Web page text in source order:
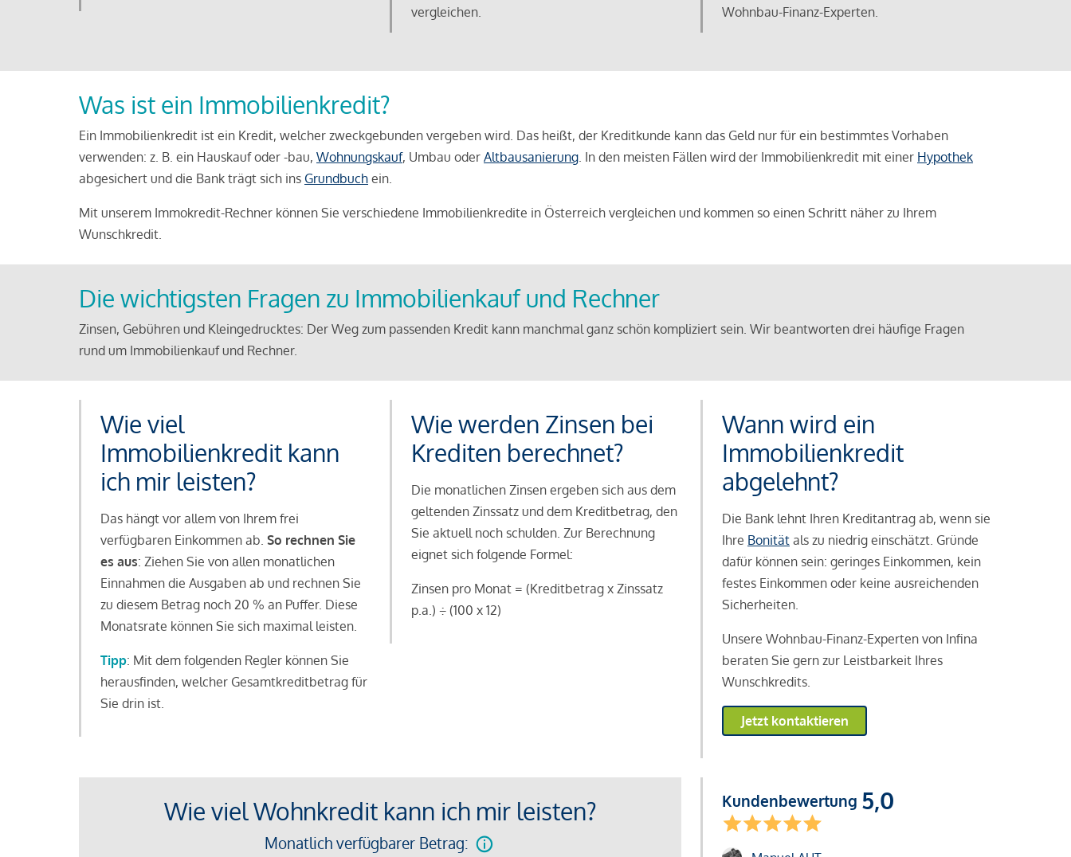
vergleichen.
Wohnbau-Finanz-Experten.
Was ist ein Immobilienkredit?
Ein Immobilienkredit ist ein Kredit, welcher zweckgebunden vergeben wird. Das heißt, der Kreditkunde kann das Geld nur für ein bestimmtes Vorhaben
verwenden: z. B. ein Hauskauf oder -bau, Wohnungskauf, Umbau oder Altbausanierung. In den meisten Fällen wird der Immobilienkredit mit einer Hypothek
abgesichert und die Bank trägt sich ins Grundbuch ein.
Mit unserem Immokredit-Rechner können Sie verschiedene Immobilienkredite in Österreich vergleichen und kommen so einen Schritt näher zu Ihrem
Wunschkredit.
Die wichtigsten Fragen zu Immobilienkauf und Rechner
Zinsen, Gebühren und Kleingedrucktes: Der Weg zum passenden Kredit kann manchmal ganz schön kompliziert sein. Wir beantworten drei häufige Fragen
rund um Immobilienkauf und Rechner.
Wie viel
Immobilienkredit kann
ich mir leisten?
Das hängt vor allem von Ihrem frei
verfügbaren Einkommen ab. So rechnen Sie
es aus: Ziehen Sie von allen monatlichen
Einnahmen die Ausgaben ab und rechnen Sie
zu diesem Betrag noch 20 % an Puffer. Diese
Monatsrate können Sie sich maximal leisten.
Tipp: Mit dem folgenden Regler können Sie
herausfinden, welcher Gesamtkreditbetrag für
Sie drin ist.
Wie werden Zinsen bei
Krediten berechnet?
Die monatlichen Zinsen ergeben sich aus dem
geltenden Zinssatz und dem Kreditbetrag, den
Sie aktuell noch schulden. Zur Berechnung
eignet sich folgende Formel:
Zinsen pro Monat = (Kreditbetrag x Zinssatz
p.a.) ÷ (100 x 12)
Wann wird ein
Immobilienkredit
abgelehnt?
Die Bank lehnt Ihren Kreditantrag ab, wenn sie
Ihre Bonitätals zu niedrig einschätzt. Gründe
dafür können sein: geringes Einkommen, kein
festes Einkommen oder keine ausreichenden
Sicherheiten.
Unsere Wohnbau-Finanz-Experten von Infina
beraten Sie gern zur Leistbarkeit Ihres
Wunschkredits.
Jetzt kontaktieren
Wie viel Wohnkredit kann ich mir leisten?
Monatlich verfügbarer Betrag:
Kundenbewertung 5,0